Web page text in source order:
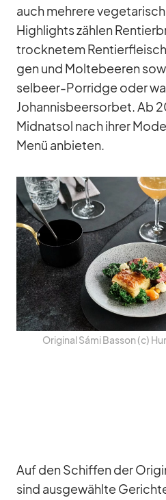
auch meh­rere
High­lights zäh­len
trock­ne­tem
gen und Mol­te­bee­ren
sel­beer-Por­ridge oder
Jo­han­nis­beer­sor­bet. Ab
Mid­nat­sol nach ih­rer
Menü an­bie­ten.
Ori­gi­nal Sámi Bas­son (c)
Auf den Schif­fen der
sind aus­ge­wählte